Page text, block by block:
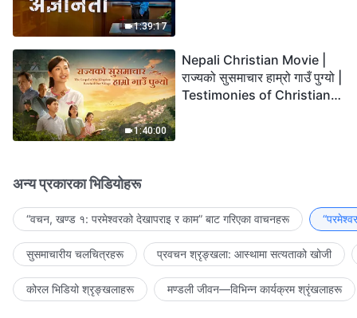
1:39:17
1:40:00
Nepali Christian Movie |
राज्यको सुसमाचार हाम्रो गाउँ पुग्यो |
Testimonies of Christians
अन्य प्रकारका भिडियोहरू
“वचन, खण्ड १: परमेश्‍वरको देखापराइ र काम” बाट गरिएका वाचनहरू
सुसमाचारीय चलचित्रहरू प्रवचन श्रृङ्खला: आस्थामा सत्यताको खोजी
कोरल भिडियो श्रृङ्खलाहरू मण्डली जीवन—विभिन्‍न कार्यक्रम श्रृंखलाहरू